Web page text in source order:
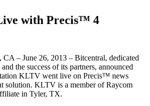
with Precis™ 4
– June 26, 2013 – Bitcentral, dedicated
the success of its partners, announced
KLTV went live on Precis™ news
solution. KLTV is a member of Raycom
in Tyler, TX.